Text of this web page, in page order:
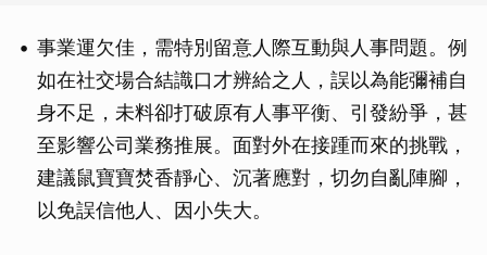
事業運欠佳，需特別留意人際互動與人事問題。例
如在社交場合結識口才辨給之人，誤以為能彌補自
身不足，未料卻打破原有人事平衡、引發紛爭，甚
至影響公司業務推展。面對外在接踵而來的挑戰，
建議鼠寶寶焚香靜心、沉著應對，切勿自亂陣腳，
以免誤信他人、因小失大。